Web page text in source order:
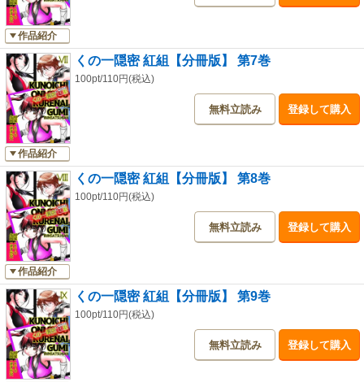
作品紹介
作品紹介
くの一隠密 紅組【分冊版】 第7巻
100pt/110円(税込)
無料立読み 登録して購入
作品紹介
くの一隠密 紅組【分冊版】 第8巻
100pt/110円(税込)
無料立読み 登録して購入
くの一隠密 紅組【分冊版】 第9巻
100pt/110円(税込)
無料立読み 登録して購入